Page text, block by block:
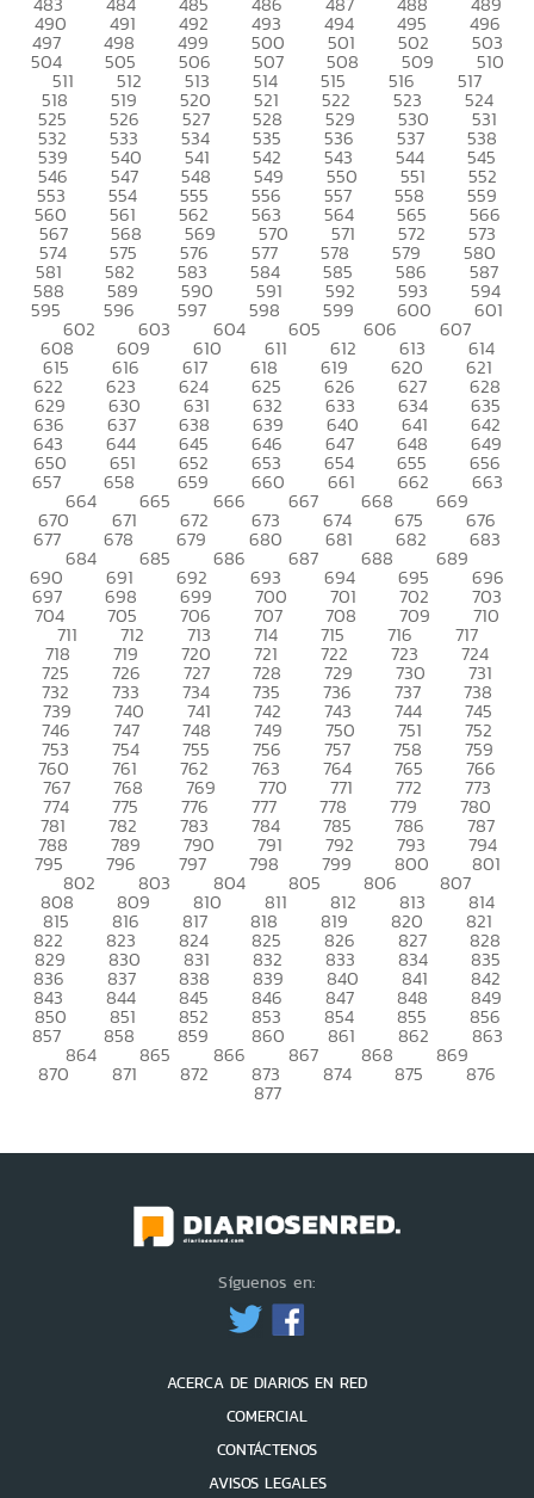
490 491 492 493 494 495 496
497 498 499 500 501 502 503
504 505 506 507 508 509 510
511 512 513 514 515 516 517
518 519 520 521 522 523 524
525 526 527 528 529 530 531
532 533 534 535 536 537 538
539 540 541 542 543 544 545
546 547 548 549 550 551 552
553 554 555 556 557 558 559
560 561 562 563 564 565 566
567 568 569 570 571 572 573
574 575 576 577 578 579 580
581 582 583 584 585 586 587
588 589 590 591 592 593 594
595 596 597 598 599 600 601
602 603 604 605 606 607
608 609 610 611 612 613 614
615 616 617 618 619 620 621
622 623 624 625 626 627 628
629 630 631 632 633 634 635
636 637 638 639 640 641 642
643 644 645 646 647 648 649
650 651 652 653 654 655 656
657 658 659 660 661 662 663
664 665 666 667 668 669
670 671 672 673 674 675 676
677 678 679 680 681 682 683
684 685 686 687 688 689
690 691 692 693 694 695 696
697 698 699 700 701 702 703
704 705 706 707 708 709 710
711 712 713 714 715 716 717
718 719 720 721 722 723 724
725 726 727 728 729 730 731
732 733 734 735 736 737 738
739 740 741 742 743 744 745
746 747 748 749 750 751 752
753 754 755 756 757 758 759
760 761 762 763 764 765 766
767 768 769 770 771 772 773
774 775 776 777 778 779 780
781 782 783 784 785 786 787
788 789 790 791 792 793 794
795 796 797 798 799 800 801
802 803 804 805 806 807
808 809 810 811 812 813 814
815 816 817 818 819 820 821
822 823 824 825 826 827 828
829 830 831 832 833 834 835
836 837 838 839 840 841 842
843 844 845 846 847 848 849
850 851 852 853 854 855 856
857 858 859 860 861 862 863
864 865 866 867 868 869
870 871 872 873 874 875 876
877
Síguenos en:
ACERCA DE DIARIOS EN RED
COMERCIAL
CONTÁCTENOS
AVISOS LEGALES